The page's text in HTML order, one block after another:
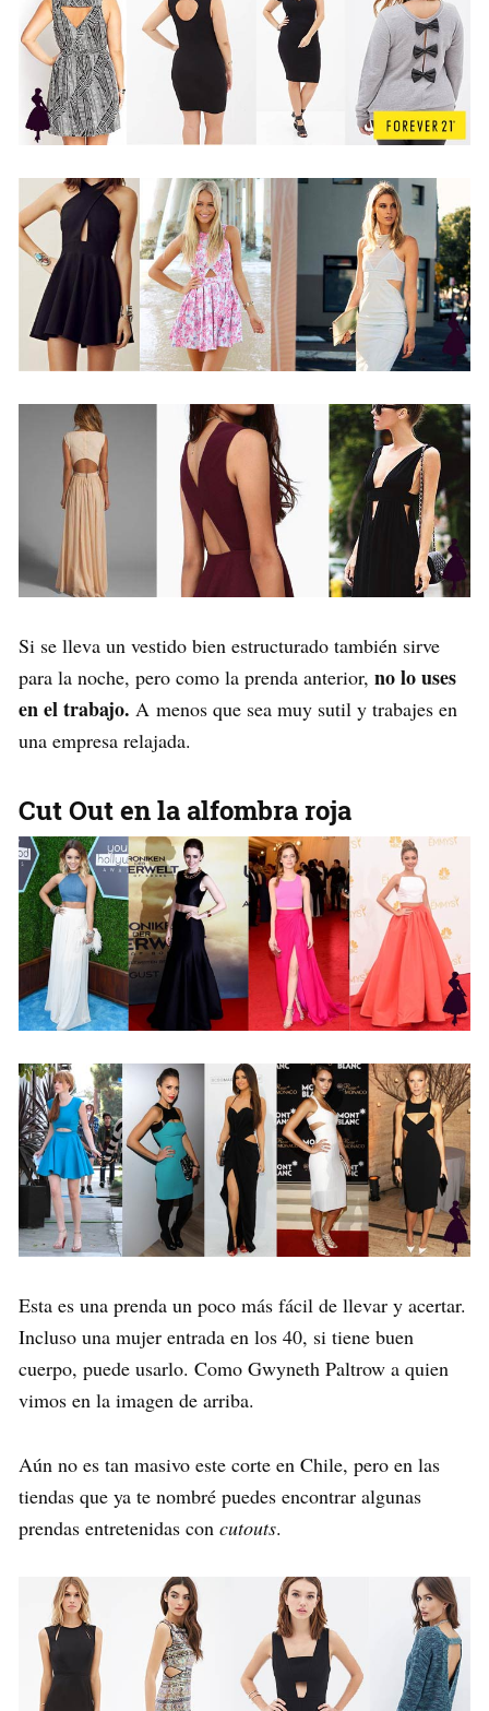
Si se lleva un vestido bien estructurado también sirve
para la noche, pero como la prenda anterior, no lo uses
en el trabajo. A menos que sea muy sutil y trabajes en
una empresa relajada.
Cut Out en la alfombra roja
Esta es una prenda un poco más fácil de llevar y acertar.
Incluso una mujer entrada en los 40, si tiene buen
cuerpo, puede usarlo. Como Gwyneth Paltrow a quien
vimos en la imagen de arriba.
Aún no es tan masivo este corte en Chile, pero en las
tiendas que ya te nombré puedes encontrar algunas
prendas entretenidas con cutouts.